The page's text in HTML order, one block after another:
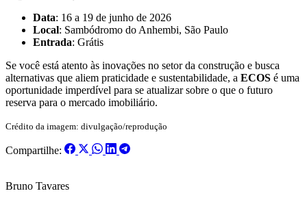
Data: 16 a 19 de junho de 2026
Local: Sambódromo do Anhembi, São Paulo
Entrada: Grátis
Se você está atento às inovações no setor da construção e busca
alternativas que aliem praticidade e sustentabilidade, a ECOS é uma
oportunidade imperdível para se atualizar sobre o que o futuro
reserva para o mercado imobiliário.
Crédito da imagem: divulgação/reprodução
Compartilhe:
Bruno Tavares